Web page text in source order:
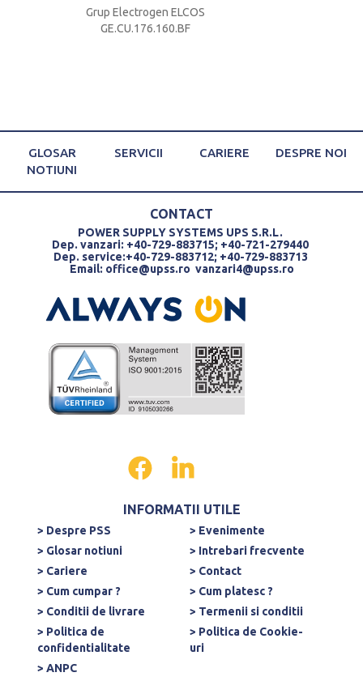
Grup Electrogen ELCOS
GE.CU.176.160.BF
GLOSAR
NOTIUNI
SERVICII CARIERE DESPRE NOI
CONTACT
POWER SUPPLY SYSTEMS UPS S.R.L.
Dep. vanzari: +40-729-883715; +40-721-279440
Dep. service:+40-729-883712; +40-729-883713
Email: office@upss.ro vanzari4@upss.ro
INFORMATII UTILE
> Despre PSS
> Evenimente
> Glosar notiuni
> Intrebari frecvente
> Cariere
> Contact
> Cum cumpar ?
> Cum platesc ?
> Conditii de livrare
> Termenii si conditii
> Politica de
confidentialitate
> Politica de Cookie-
uri
> ANPC